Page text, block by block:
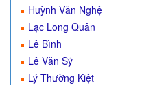
Huỳnh Văn Nghệ
Lạc Long Quân
Lê Bình
Lê Văn Sỹ
Lý Thường Kiệt